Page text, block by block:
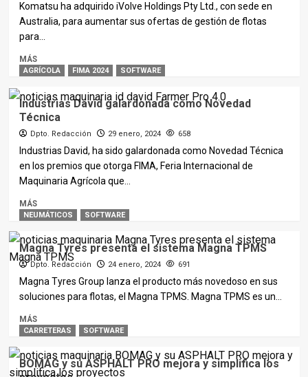
Komatsu ha adquirido iVolve Holdings Pty Ltd., con sede en
Australia, para aumentar sus ofertas de gestión de flotas
para...
MÁS
AGRÍCOLA FIMA 2024 SOFTWARE
Industrias David galardonada como Novedad
Técnica
Dpto. Redacción 29 enero, 2024 658
Industrias David, ha sido galardonada como Novedad Técnica
en los premios que otorga FIMA, Feria Internacional de
Maquinaria Agrícola que...
MÁS
NEUMÁTICOS SOFTWARE
Magna Tyres presenta el sistema Magna TPMS
Dpto. Redacción 24 enero, 2024 691
Magna Tyres Group lanza el producto más novedoso en sus
soluciones para flotas, el Magna TPMS. Magna TPMS es un...
MÁS
CARRETERAS SOFTWARE
BOMAG y su ASPHALT PRO mejora y simplifica los